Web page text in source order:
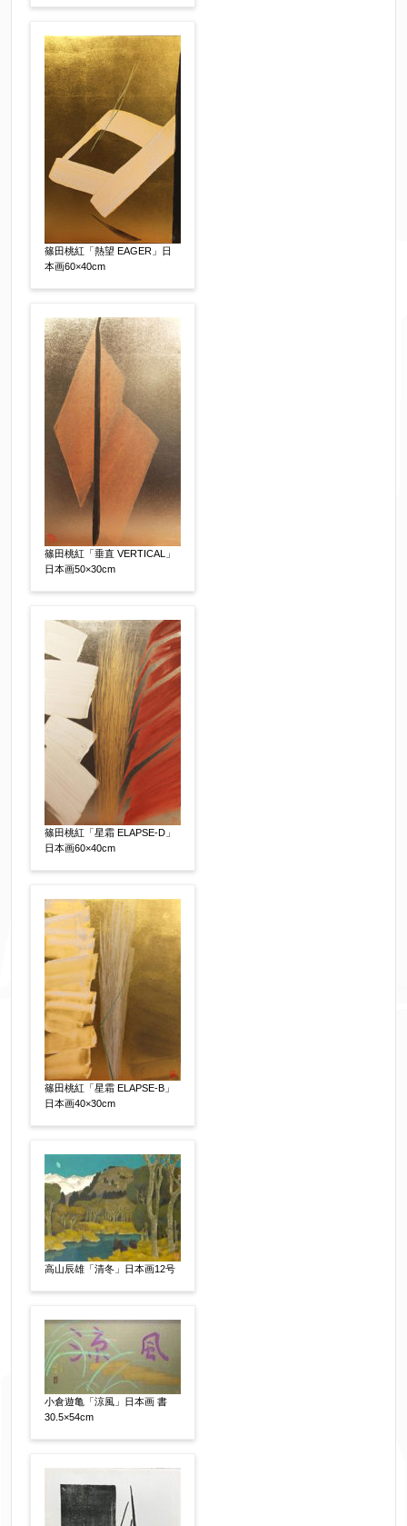
篠田桃紅「熱望 EAGER」日
本画60×40cm
篠田桃紅「垂直 VERTICAL」
日本画50×30cm
篠田桃紅「星霜 ELAPSE-D」
日本画60×40cm
篠田桃紅「星霜 ELAPSE-B」
日本画40×30cm
高山辰雄「清冬」日本画12号
小倉遊亀「涼風」日本画 書
30.5×54cm